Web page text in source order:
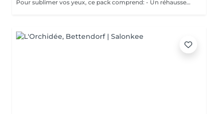
Pour sublimer vos yeux, ce pack comprend: - Un réhaussement de cils avec teinture - Un soin kératine pour renourrir les cils - épilation sourcils - Teinture sourcils au henné - Un masque de massage (Eye Bar) Prix 142€ au lieu de 172€